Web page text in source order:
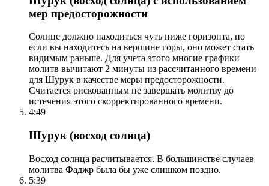
мер предосторожности
Солнце должно находиться чуть ниже горизонта, но
если вы находитесь на вершине горы, оно может стать
видимым раньше. Для учета этого многие графики
молитв вычитают 2 минуты из рассчитанного времени
для Шурук в качестве меры предосторожности.
Считается рискованным не завершать молитву до
истечения этого скорректированного времени.
4:49
Шурук (восход солнца)
Восход солнца расчитывается. В большинстве случаев
молитва Фаджр была бы уже слишком поздно.
5:39